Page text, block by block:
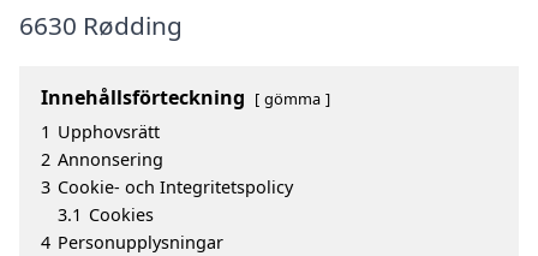
6630 Rødding
Innehållsförteckning gömma
1 Upphovsrätt
2 Annonsering
3 Cookie- och Integritetspolicy
3.1 Cookies
4 Personupplysningar